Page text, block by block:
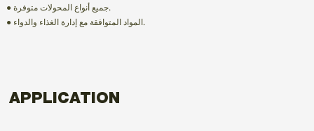
● جميع أنواع المحولات متوفرة.
● المواد المتوافقة مع إدارة الغذاء والدواء.
APPLICATION